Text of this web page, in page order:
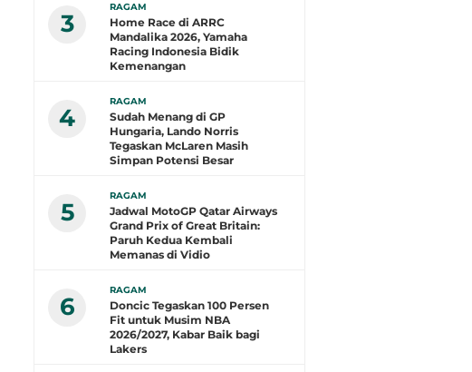
3
RAGAM
Home Race di ARRC
Mandalika 2026, Yamaha
Racing Indonesia Bidik
Kemenangan
4
RAGAM
Sudah Menang di GP
Hungaria, Lando Norris
Tegaskan McLaren Masih
Simpan Potensi Besar
5
RAGAM
Jadwal MotoGP Qatar Airways
Grand Prix of Great Britain:
Paruh Kedua Kembali
Memanas di Vidio
6
RAGAM
Doncic Tegaskan 100 Persen
Fit untuk Musim NBA
2026/2027, Kabar Baik bagi
Lakers